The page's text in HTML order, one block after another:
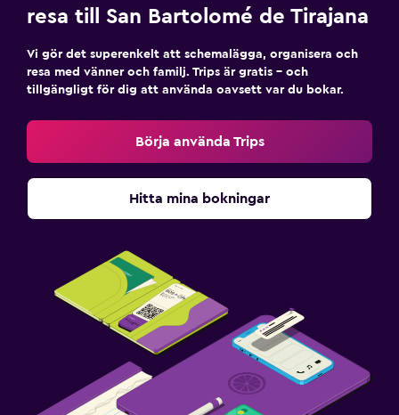
resa till San Bartolomé de Tirajana
Vi gör det superenkelt att schemalägga, organisera och
resa med vänner och familj. Trips är gratis – och
tillgängligt för dig att använda oavsett var du bokar.
Börja använda Trips
Hitta mina bokningar